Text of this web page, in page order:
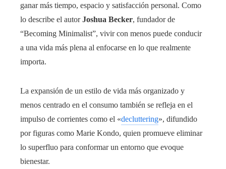
ganar más tiempo, espacio y satisfacción personal. Como
lo describe el autorJoshua Becker, fundador de
“Becoming Minimalist”, vivir con menos puede conducir
a una vida más plena al enfocarse en lo que realmente
importa.
La expansión de un estilo de vida más organizado y
menos centrado en el consumo también se refleja en el
impulso de corrientes como el «decluttering», difundido
por figuras como Marie Kondo, quien promueve eliminar
lo superfluo para conformar un entorno que evoque
bienestar.